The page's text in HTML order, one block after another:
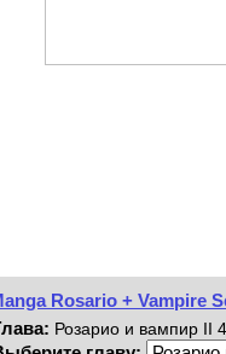
Rosario + Vampire
Розарио и вампир II